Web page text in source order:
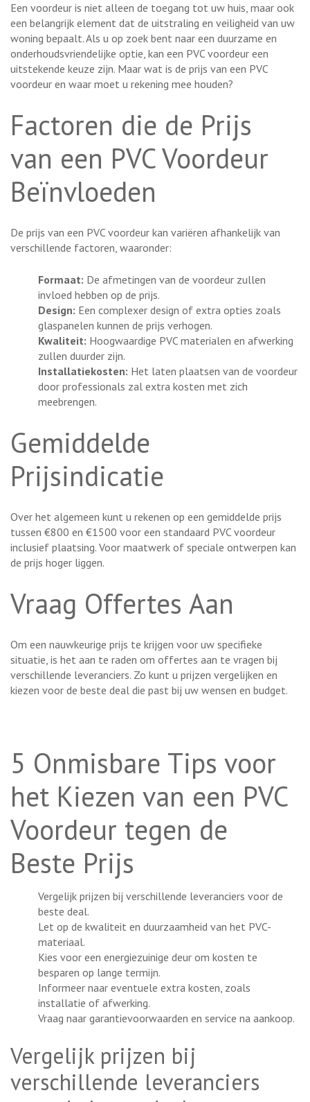
Een voordeur is niet alleen de toegang tot uw huis, maar ook
een belangrijk element dat de uitstraling en veiligheid van uw
woning bepaalt. Als u op zoek bent naar een duurzame en
onderhoudsvriendelijke optie, kan een PVC voordeur een
uitstekende keuze zijn. Maar wat is de prijs van een PVC
voordeur en waar moet u rekening mee houden?
Factoren die de Prijs
van een PVC Voordeur
Beïnvloeden
De prijs van een PVC voordeur kan variëren afhankelijk van
verschillende factoren, waaronder:
Formaat: De afmetingen van de voordeur zullen
invloed hebben op de prijs.
Design: Een complexer design of extra opties zoals
glaspanelen kunnen de prijs verhogen.
Kwaliteit: Hoogwaardige PVC materialen en afwerking
zullen duurder zijn.
Installatiekosten: Het laten plaatsen van de voordeur
door professionals zal extra kosten met zich
meebrengen.
Gemiddelde
Prijsindicatie
Over het algemeen kunt u rekenen op een gemiddelde prijs
tussen €800 en €1500 voor een standaard PVC voordeur
inclusief plaatsing. Voor maatwerk of speciale ontwerpen kan
de prijs hoger liggen.
Vraag Offertes Aan
Om een nauwkeurige prijs te krijgen voor uw specifieke
situatie, is het aan te raden om offertes aan te vragen bij
verschillende leveranciers. Zo kunt u prijzen vergelijken en
kiezen voor de beste deal die past bij uw wensen en budget.
5 Onmisbare Tips voor
het Kiezen van een PVC
Voordeur tegen de
Beste Prijs
Vergelijk prijzen bij verschillende leveranciers voor de
beste deal.
Let op de kwaliteit en duurzaamheid van het PVC-
materiaal.
Kies voor een energiezuinige deur om kosten te
besparen op lange termijn.
Informeer naar eventuele extra kosten, zoals
installatie of afwerking.
Vraag naar garantievoorwaarden en service na aankoop.
Vergelijk prijzen bij
verschillende leveranciers